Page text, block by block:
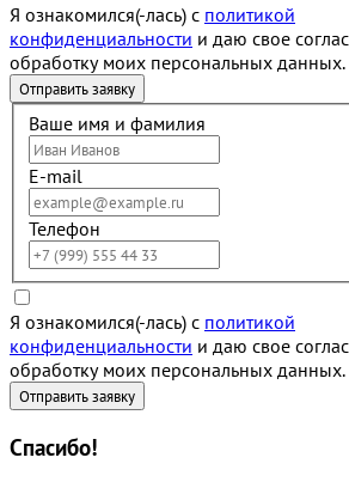
Я ознакомился(-лась) с политикой
конфиденциальности и даю свое
обработку моих персональных данных.
Ваше имя и фамилия
E-mail
Телефон
Я ознакомился(-лась) с политикой
конфиденциальности и даю свое
обработку моих персональных данных.
Спасибо!